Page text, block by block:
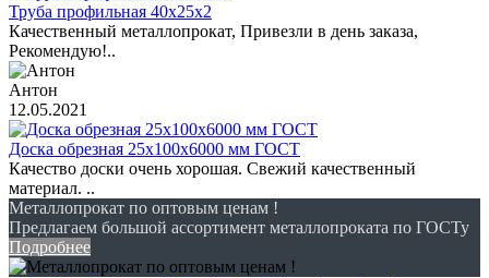
Труба профильная 40х25х2
Качественный металлопрокат, Привезли в день заказа,
Рекомендую!..
Антон
12.05.2021
Доска обрезная 25х100х6000 мм ГОСТ
Качество доски очень хорошая. Свежий качественный
материал. ..
Металлопрокат по оптовым ценам !
Предлагаем большой ассортимент металлопроката по ГОСТу
Подробнее